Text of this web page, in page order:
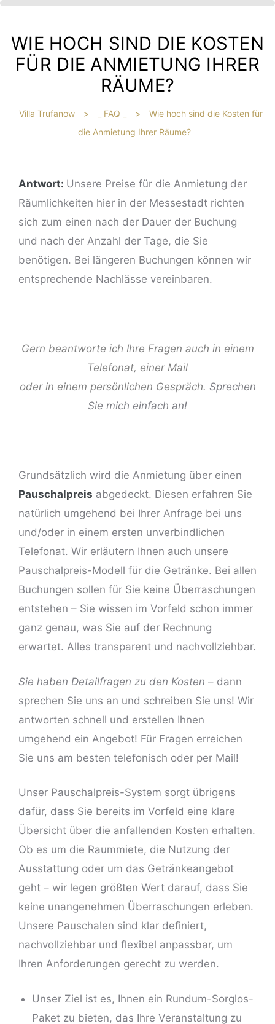
WIE HOCH SIND DIE KOSTEN
FÜR DIE ANMIETUNG IHRER
RÄUME?
Villa Trufanow > _ FAQ _ >
Wie hoch sind die Kosten für
die Anmietung Ihrer Räume?
Antwort: Unsere Preise für die Anmietung der
Räumlichkeiten hier in der Messestadt richten
sich zum einen nach der Dauer der Buchung
und nach der Anzahl der Tage, die Sie
benötigen. Bei längeren Buchungen können wir
entsprechende Nachlässe vereinbaren.
Gern beantworte ich Ihre Fragen auch in einem
Telefonat, einer Mail
oder in einem persönlichen Gespräch. Sprechen
Sie mich einfach an!
Grundsätzlich wird die Anmietung über einen
Pauschalpreis abgedeckt. Diesen erfahren Sie
natürlich umgehend bei Ihrer Anfrage bei uns
und/oder in einem ersten unverbindlichen
Telefonat. Wir erläutern Ihnen auch unsere
Pauschalpreis-Modell für die Getränke. Bei allen
Buchungen sollen für Sie keine Überraschungen
entstehen – Sie wissen im Vorfeld schon immer
ganz genau, was Sie auf der Rechnung
erwartet. Alles transparent und nachvollziehbar.
Sie haben Detailfragen zu den Kosten – dann
sprechen Sie uns an und schreiben Sie uns! Wir
antworten schnell und erstellen Ihnen
umgehend ein Angebot! Für Fragen erreichen
Sie uns am besten telefonisch oder per Mail!
Unser Pauschalpreis-System sorgt übrigens
dafür, dass Sie bereits im Vorfeld eine klare
Übersicht über die anfallenden Kosten erhalten.
Ob es um die Raummiete, die Nutzung der
Ausstattung oder um das Getränkeangebot
geht – wir legen größten Wert darauf, dass Sie
keine unangenehmen Überraschungen erleben.
Unsere Pauschalen sind klar definiert,
nachvollziehbar und flexibel anpassbar, um
Ihren Anforderungen gerecht zu werden.
Unser Ziel ist es, Ihnen ein Rundum-Sorglos-
Paket zu bieten, das Ihre Veranstaltung zu